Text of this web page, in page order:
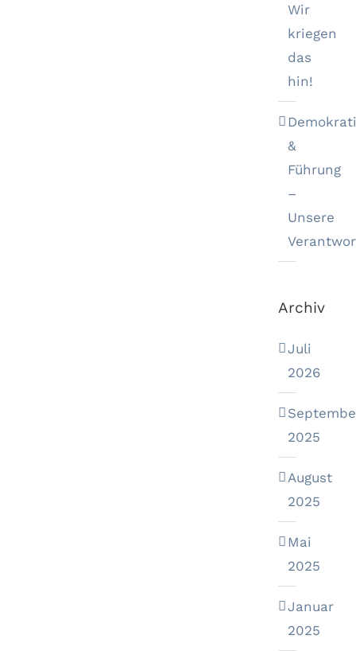
Wir
kriegen
das
hin!
&
Führung
–
Unsere
Archiv
Juli
2026
2025
August
2025
Mai
2025
Januar
2025